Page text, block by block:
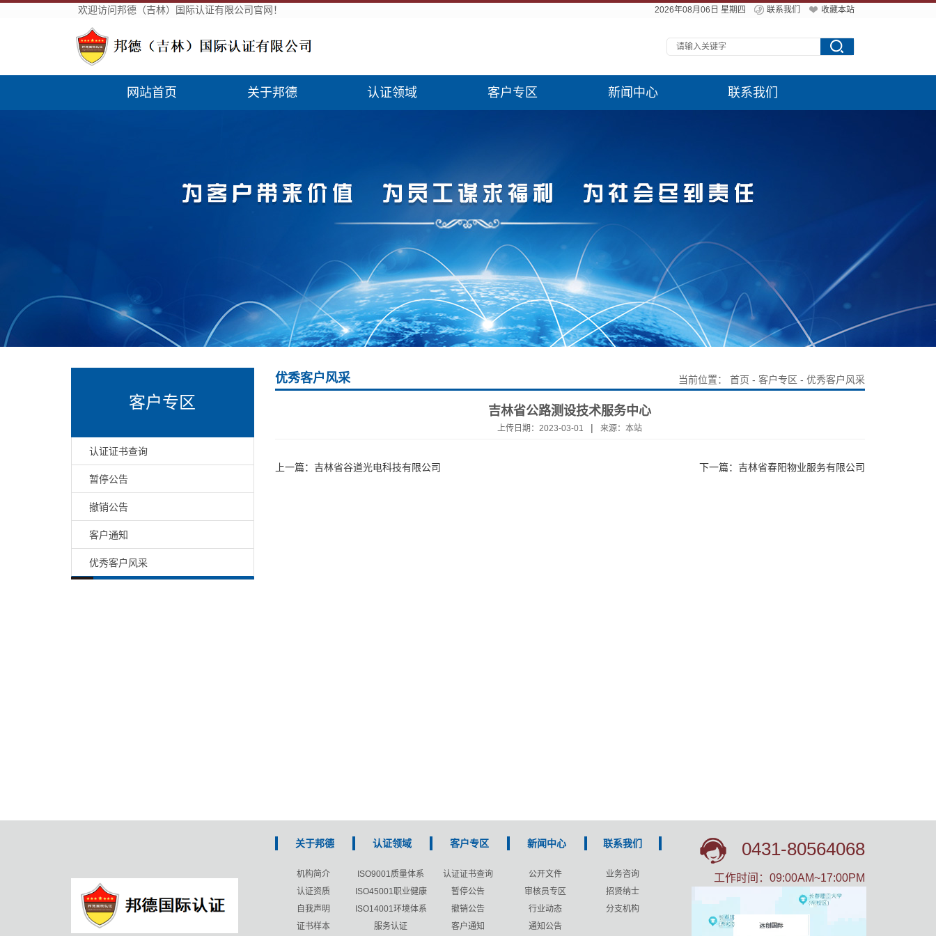
欢迎访问邦德（吉林）国际认证有限公司官网！ 2026年08月06日 星期四 联系我们 收藏本站
网站首页 关于邦德 认证领域 客户专区 新闻中心 联系我们
当前位置： 首页 - 客户专区 - 优秀客户风采
优秀客户风采
吉林省公路测设技术服务中心
上传日期：2023-03-01 | 来源：本站
上一篇：吉林省谷道光电科技有限公司 下一篇：吉林省春阳物业服务有限公司
客户专区
认证证书查询
暂停公告
撤销公告
客户通知
优秀客户风采
关于邦德
机构简介
认证资质
自我声明
证书样本
认证领域
ISO9001质量体系
ISO45001职业健康
ISO14001环境体系
服务认证
客户专区
认证证书查询
暂停公告
撤销公告
客户通知
新闻中心
公开文件
审核员专区
行业动态
通知公告
联系我们
业务咨询
招贤纳士
分支机构
0431-80564068
工作时间： 09:00AM~17:00PM